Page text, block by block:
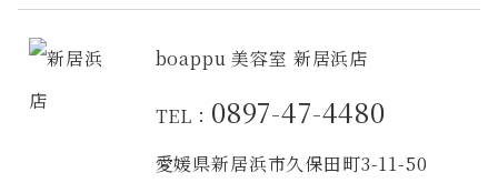
boappu 美容室 新居浜店
TEL： 0897-47-4480
愛媛県新居浜市久保田町3-11-50